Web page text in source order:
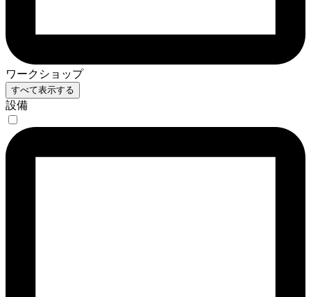
ワークショップ
すべて表示する
設備